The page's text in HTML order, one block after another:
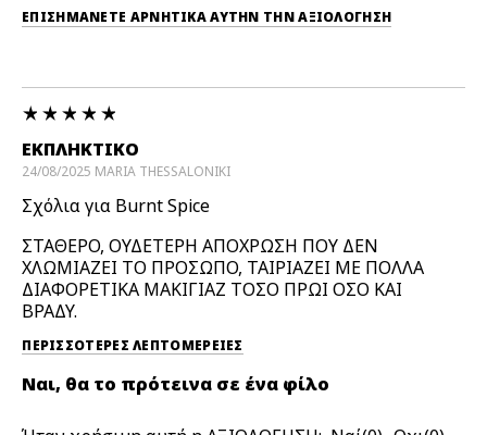
ΕΠΙΣΗΜΆΝΕΤΕ ΑΡΝΗΤΙΚΆ ΑΥΤΉΝ ΤΗΝ ΑΞΙΟΛΟΓΗΣΗ
ΕΚΠΛΗΚΤΙΚΟ
24/08/2025 MARIA THESSALONIKI
Σχόλια για Burnt Spice
ΣΤΑΘΕΡΟ, ΟΥΔΕΤΕΡΗ ΑΠΟΧΡΩΣΗ ΠΟΥ ΔΕΝ
ΧΛΩΜΙΑΖΕΙ ΤΟ ΠΡΟΣΩΠΟ, ΤΑΙΡΙΑΖΕΙ ΜΕ ΠΟΛΛΑ
ΔΙΑΦΟΡΕΤΙΚΑ ΜΑΚΙΓΙΑΖ ΤΟΣΟ ΠΡΩΙ ΟΣΟ ΚΑΙ
ΒΡΑΔΥ.
ΠΕΡΙΣΣΌΤΕΡΕΣ ΛΕΠΤΟΜΈΡΕΙΕΣ
Ναι, θα το πρότεινα σε ένα φίλο